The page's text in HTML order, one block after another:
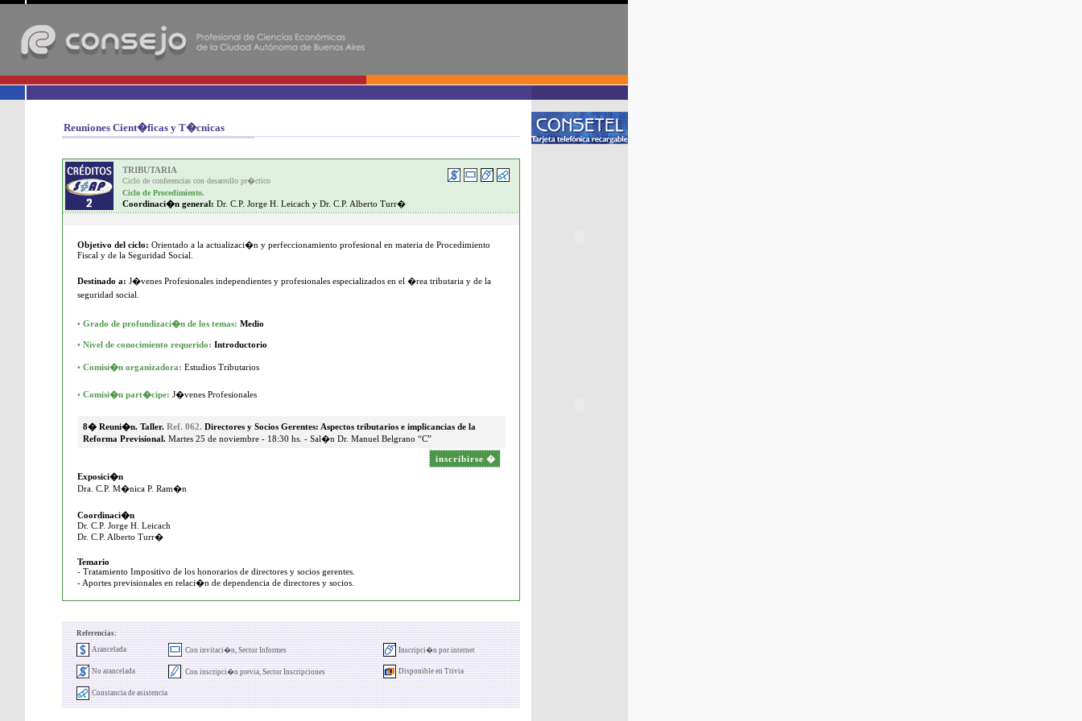
Reuniones Cient�ficas y T�cnicas
TRIBUTARIA
Ciclo de conferencias con desarrollo pr�ctico
Ciclo de Procedimiento.
Coordinaci�n general: Dr. C.P. Jorge H. Leicach y Dr. C.P. Alberto Turr�
Objetivo del ciclo: Orientado a la actualizaci�n y perfeccionamiento profesional en materia de Procedimiento
Fiscal y de la Seguridad Social.
Destinado a: J�venes Profesionales independientes y profesionales especializados en el �rea tributaria y de la
seguridad social.
• Grado de profundizaci�n de los temas: Medio
• Nivel de conocimiento requerido: Introductorio
• Comisi�n organizadora: Estudios Tributarios
• Comisi�n part�cipe: J�venes Profesionales
8� Reuni�n. Taller. Ref. 062. Directores y Socios Gerentes: Aspectos tributarios e implicancias de la
Reforma Previsional. Martes 25 de noviembre - 18:30 hs. - Sal�n Dr. Manuel Belgrano “C”
inscribirse �
Exposici�n
Dra. C.P. M�nica P. Ram�n
Coordinaci�n
Dr. C.P. Jorge H. Leicach
Dr. C.P. Alberto Turr�
Temario
- Tratamiento Impositivo de los honorarios de directores y socios gerentes.
- Aportes previsionales en relaci�n de dependencia de directores y socios.
Referencias:
Arancelada
Con invitaci�n, Sector Informes Inscripci�n por internet
No arancelada Con inscripci�n previa, Sector Inscripciones Disponible en Trivia
Constancia de asistencia